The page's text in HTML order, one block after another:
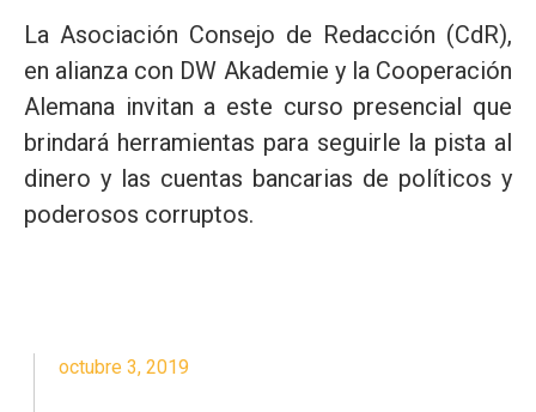
La Asociación Consejo de Redacción (CdR),
en alianza con DW Akademie y la Cooperación
Alemana invitan a este curso presencial que
brindará herramientas para seguirle la pista al
dinero y las cuentas bancarias de políticos y
poderosos corruptos.
octubre 3, 2019